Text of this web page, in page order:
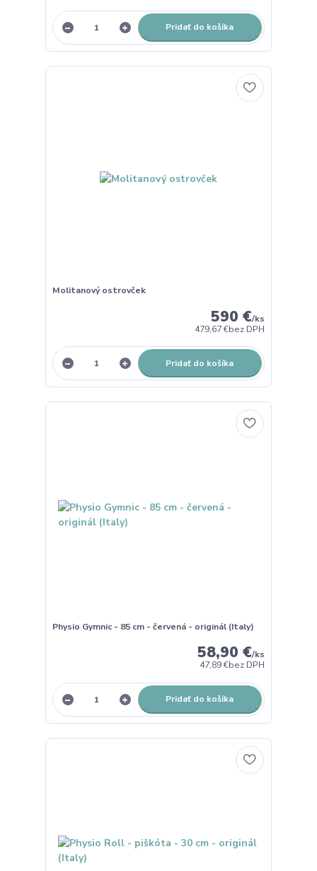
Pridať do košíka
Molitanový ostrovček
590 €/ks
479,67 €bez DPH
Pridať do košíka
Physio Gymnic - 85 cm - červená - originál (Italy)
58,90 €/ks
47,89 €bez DPH
Pridať do košíka